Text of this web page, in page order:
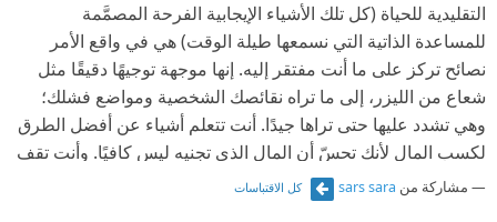
التقليدية للحياة (كل تلك الأشياء الإيجابية الفرحة المصمَّمة
للمساعدة الذاتية التي نسمعها طيلة الوقت) هي في واقع الأمر
نصائح تركز على ما أنت مفتقر إليه. إنها موجهة توجيهًا دقيقًا مثل
شعاع من الليزر، إلى ما تراه نقائصك الشخصية ومواضع فشلك؛
وهي تشدد عليها حتى تراها جيدًا. أنت تتعلم أشياء عن أفضل الطرق
لكسب المال لأنك تحسّ أن المال الذي تجنيه ليس كافيًا. وأنت تقف
أمام المرآة وتكرر عبارات تؤكد بها لنفسك على أنك شخص جميل
لأنك تحس كما لو أنك لست جميلًا حقًا. وأنت تتبع ا
مشاركة من sars sara كل الاقتباسات